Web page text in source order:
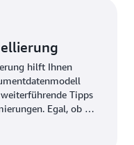
hilft Ihnen
Tipps
Egal, ob Sie
Benutzer sind, der